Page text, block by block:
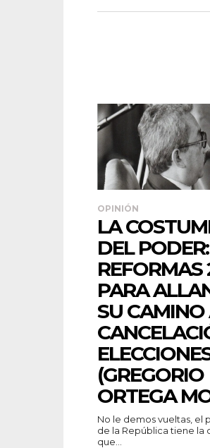
OPINIÓN
LA
DEL
REFORMAS
PARA
SU CAMINO
(GREGORIO
ORTEGA
No le demos vueltas, el
de la República tiene la
que...